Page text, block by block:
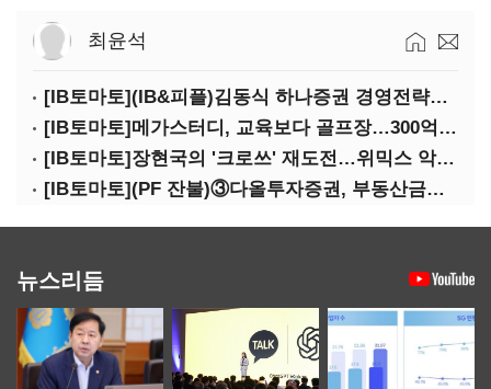
최윤석
[IB토마토](IB&피플)김동식 하나증권 경영전략본부장
[IB토마토]메가스터디, 교육보다 골프장…300억 대여 뒤 보증 리스크
[IB토마토]장현국의 '크로쓰' 재도전…위믹스 악몽 지울 수 있나
[IB토마토](PF 잔불)③다올투자증권, 부동산금융 줄였지만 정상화는 진행형
뉴스리듬